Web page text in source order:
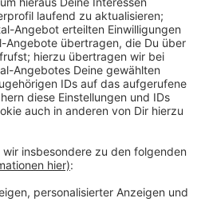
Ausmaß der Schäden
ist momentan ist ein